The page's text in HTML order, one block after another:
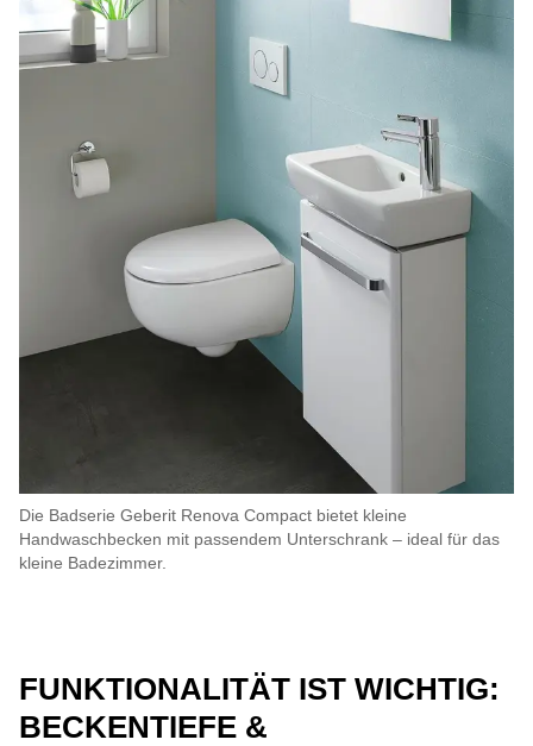
Die Badserie Geberit Renova Compact bietet kleine
Handwaschbecken mit passendem Unterschrank – ideal für das
kleine Badezimmer.
FUNKTIONALITÄT IST WICHTIG:
BECKENTIEFE &